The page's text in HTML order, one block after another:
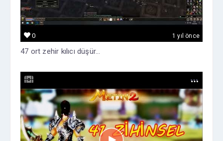
1 yıl önce
0
47 ort zehir kılıcı düşür...